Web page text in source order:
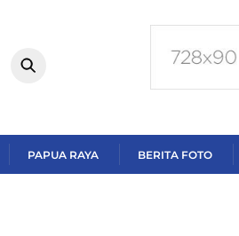
PAPUA RAYA BERITA FOTO